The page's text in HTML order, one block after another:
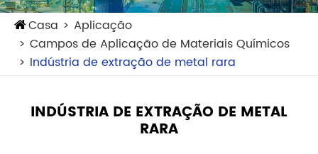
Casa
Aplicação
Campos de Aplicação de Materiais Químicos
Indústria de extração de metal rara
INDÚSTRIA DE EXTRAÇÃO DE METAL
RARA